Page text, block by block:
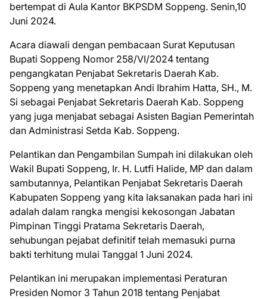
bertempat di Aula Kantor BKPSDM Soppeng. Senin,10
Juni 2024.
Acara diawali dengan pembacaan Surat Keputusan
Bupati Soppeng Nomor 258/VI/2024 tentang
pengangkatan Penjabat Sekretaris Daerah Kab.
Soppeng yang menetapkan Andi Ibrahim Hatta, SH., M.
Si sebagai Penjabat Sekretaris Daerah Kab. Soppeng
yang juga menjabat sebagai Asisten Bagian Pemerintah
dan Administrasi Setda Kab. Soppeng.
Pelantikan dan Pengambilan Sumpah ini dilakukan oleh
Wakil Bupati Soppeng, Ir. H. Lutfi Halide, MP dan dalam
sambutannya, Pelantikan Penjabat Sekretaris Daerah
Kabupaten Soppeng yang kita laksanakan pada hari ini
adalah dalam rangka mengisi kekosongan Jabatan
Pimpinan Tinggi Pratama Sekretaris Daerah,
sehubungan pejabat definitif telah memasuki purna
bakti terhitung mulai Tanggal 1 Juni 2024.
Pelantikan ini merupakan implementasi Peraturan
Presiden Nomor 3 Tahun 2018 tentang Penjabat